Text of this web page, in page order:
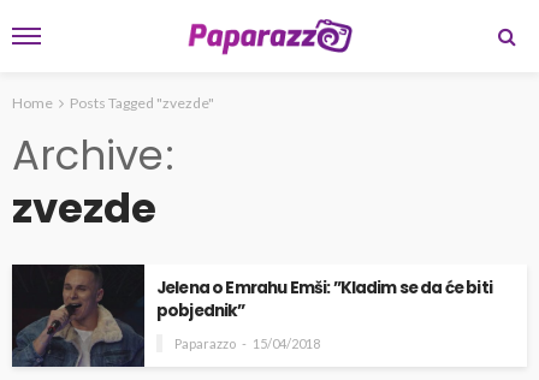
Home Posts Tagged "zvezde"
Archive
zvezde
Jelena o Emrahu Emši: ”Kladim se da će biti
pobjednik”
Paparazzo 15/04/2018